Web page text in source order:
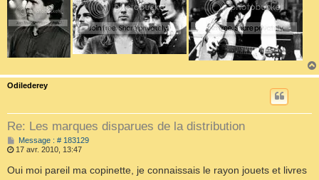
Odilederey
Re: Les marques disparues de la distribution
Message : # 183129M
s
17 avr. 2010, 13:47
Oui moi pareil ma copinette, je connaissais le rayon jouets et livres